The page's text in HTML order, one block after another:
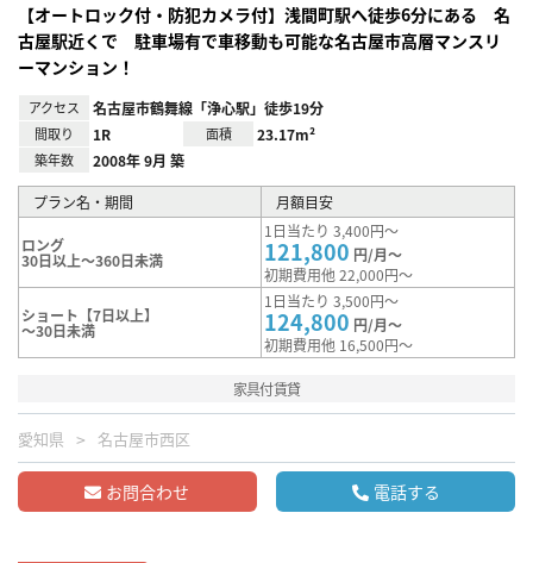
【オートロック付・防犯カメラ付】浅間町駅へ徒歩6分にある 名
古屋駅近くで 駐車場有で車移動も可能な名古屋市高層マンスリ
ーマンション！
アクセス 名古屋市鶴舞線「浄心駅」徒歩19分
間取り 1R 面積 23.17m²
築年数 2008年 9月 築
プラン名・期間 月額目安
ロング
30日以上～360日未満
1日当たり 3,400円～
121,800 円/月～
初期費用他 22,000円～
ショート【7日以上】
～30日未満
1日当たり 3,500円～
124,800 円/月～
初期費用他 16,500円～
家具付賃貸
愛知県 名古屋市西区
お問合わせ 電話する